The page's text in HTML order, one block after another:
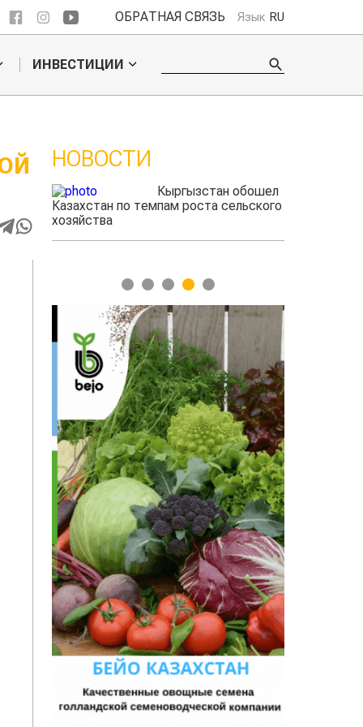
ОБРАТНАЯ СВЯЗЬ Язык RU
ИНВЕСТИЦИИ
НОВОСТИ
Кыргызстан обошел
Казахстан по темпам роста сельского
хозяйства
1 2 3 4 5